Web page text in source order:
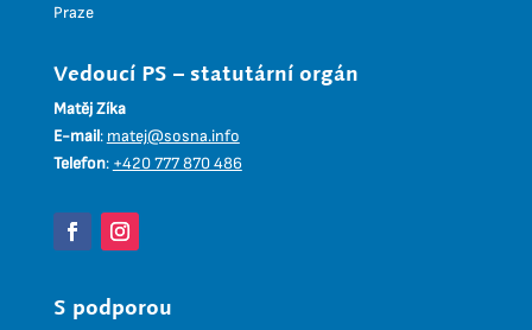
Praze
Vedoucí PS – statutární orgán
Matěj Zíka
E-mail: matej@sosna.info
Telefon: +420 777 870 486
S podporou